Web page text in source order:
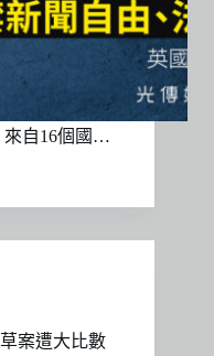
來自16個國…
案遭大比數